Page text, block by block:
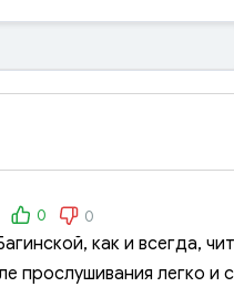
0 0
как и всегда,
прослушивания легко и